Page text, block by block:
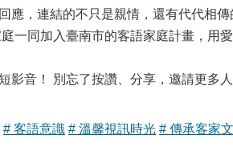
應，連結的不只是親情，還有代代相傳
一同加入臺南市的客語家庭計畫，用
影音！ 別忘了按讚、分享，邀請更多
# 客語意識 # 溫馨視訊時光 # 傳承客家